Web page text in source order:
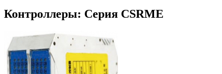
Контроллеры: Серия CSRME